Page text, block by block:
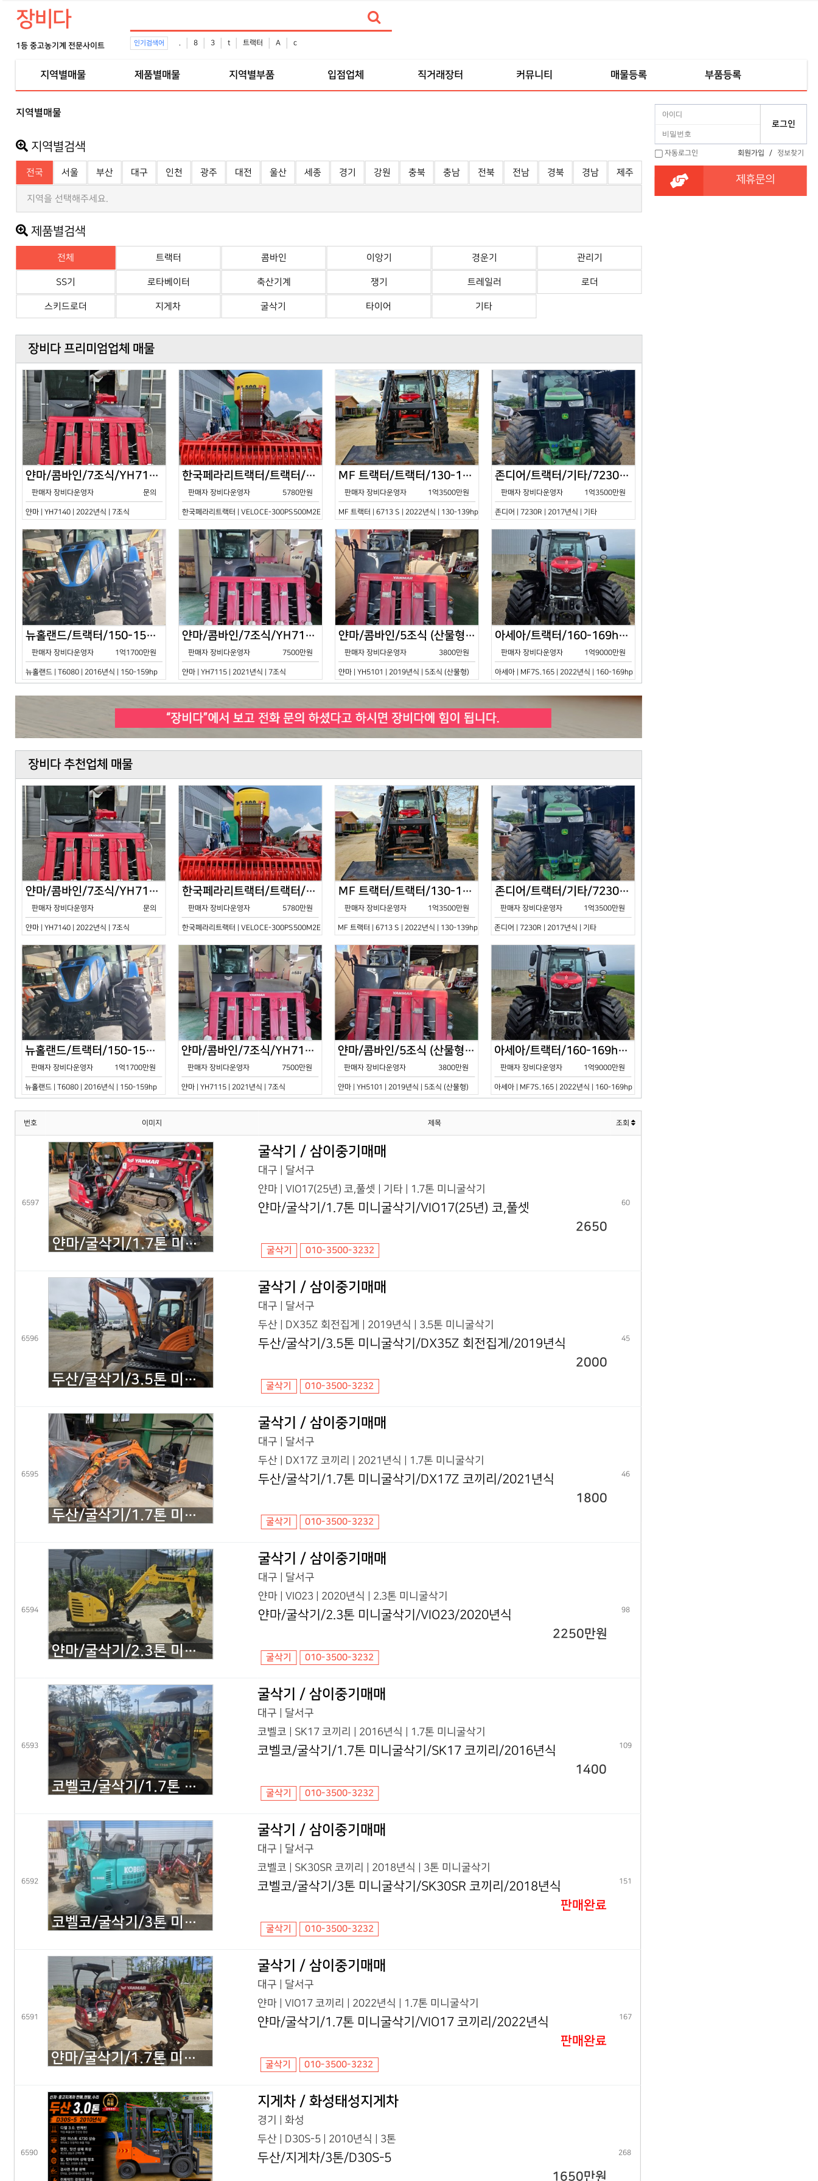
장비다
1등 중고농기계 전문사이트 인기검색어 . 8 3 t 트랙터 A c
지역별매물 제품별매물 지역별부품 입점업체 직거래장터 커뮤니티 매물등록 부품등록
지역별매물
지역별검색
전국 서울 부산 대구 인천 광주 대전 울산 세종 경기 강원 충북 충남 전북 전남 경북 경남 제주
지역을 선택해주세요.
제품별검색
전체 트랙터 콤바인 이앙기 경운기 관리기
SS기 로타베이터 축산기계 쟁기 트레일러 로더
스키드로더 지게차 굴삭기 타이어 기타
장비다 프리미엄업체 매물
얀마/콤바인/7조식/YH7140/2024년식
판매자 장비다운영자 문의
얀마 | YH7140 | 2022년식 | 7조식
한국페라리트랙터/트랙터/기타/VELOCE-300PS500M2E/2022년식
판매자 장비다운영자 5780만원
한국페라리트랙터 | VELOCE-300PS500M2E | 2022년식 | 기타
MF 트랙터/트랙터/130-139hp/6713 S/2022년식
판매자 장비다운영자 1억3500만원
MF 트랙터 | 6713 S | 2022년식 | 130-139hp
존디어/트랙터/기타/7230R/2017년식
판매자 장비다운영자 1억3500만원
존디어 | 7230R | 2017년식 | 기타
뉴홀랜드/트랙터/150-159hp/T6080/2016년식
판매자 장비다운영자 1억1700만원
뉴홀랜드 | T6080 | 2016년식 | 150-159hp
얀마/콤바인/7조식/YH7115/2021년식
판매자 장비다운영자 7500만원
얀마 | YH7115 | 2021년식 | 7조식
얀마/콤바인/5조식 (산물형)/YH5101/2019년식
판매자 장비다운영자 3800만원
얀마 | YH5101 | 2019년식 | 5조식 (산물형)
아세아/트랙터/160-169hp/MF7S.165/2023년식
판매자 장비다운영자 1억9000만원
아세아 | MF7S.165 | 2022년식 | 160-169hp
장비다 추천업체 매물
얀마/콤바인/7조식/YH7140/2024년식
판매자 장비다운영자 문의
얀마 | YH7140 | 2022년식 | 7조식
한국페라리트랙터/트랙터/기타/VELOCE-300PS500M2E/2022년식
판매자 장비다운영자 5780만원
한국페라리트랙터 | VELOCE-300PS500M2E | 2022년식 | 기타
MF 트랙터/트랙터/130-139hp/6713 S/2022년식
판매자 장비다운영자 1억3500만원
MF 트랙터 | 6713 S | 2022년식 | 130-139hp
존디어/트랙터/기타/7230R/2017년식
판매자 장비다운영자 1억3500만원
존디어 | 7230R | 2017년식 | 기타
뉴홀랜드/트랙터/150-159hp/T6080/2016년식
판매자 장비다운영자 1억1700만원
뉴홀랜드 | T6080 | 2016년식 | 150-159hp
얀마/콤바인/7조식/YH7115/2021년식
판매자 장비다운영자 7500만원
얀마 | YH7115 | 2021년식 | 7조식
얀마/콤바인/5조식 (산물형)/YH5101/2019년식
판매자 장비다운영자 3800만원
얀마 | YH5101 | 2019년식 | 5조식 (산물형)
아세아/트랙터/160-169hp/MF7S.165/2023년식
판매자 장비다운영자 1억9000만원
아세아 | MF7S.165 | 2022년식 | 160-169hp
번호 이미지 제목 조회
6597
얀마/굴삭기/1.7톤 미니굴삭기/VIO17(25년) 코,풀셋
굴삭기 / 삼이중기매매
대구 | 달서구
얀마 | VIO17(25년) 코,풀셋 | 기타 | 1.7톤 미니굴삭기
얀마/굴삭기/1.7톤 미니굴삭기/VIO17(25년) 코,풀셋
2650
굴삭기 010-3500-3232
60
6596
두산/굴삭기/3.5톤 미니굴삭기/DX35Z 회전집게/2019년식
굴삭기 / 삼이중기매매
대구 | 달서구
두산 | DX35Z 회전집게 | 2019년식 | 3.5톤 미니굴삭기
두산/굴삭기/3.5톤 미니굴삭기/DX35Z 회전집게/2019년식
2000
굴삭기 010-3500-3232
45
6595
두산/굴삭기/1.7톤 미니굴삭기/DX17Z 코끼리/2021년식
굴삭기 / 삼이중기매매
대구 | 달서구
두산 | DX17Z 코끼리 | 2021년식 | 1.7톤 미니굴삭기
두산/굴삭기/1.7톤 미니굴삭기/DX17Z 코끼리/2021년식
1800
굴삭기 010-3500-3232
46
6594
얀마/굴삭기/2.3톤 미니굴삭기/VIO23/2020년식
굴삭기 / 삼이중기매매
대구 | 달서구
얀마 | VIO23 | 2020년식 | 2.3톤 미니굴삭기
얀마/굴삭기/2.3톤 미니굴삭기/VIO23/2020년식
2250만원
굴삭기 010-3500-3232
98
6593
코벨코/굴삭기/1.7톤 미니굴삭기/SK17 코끼리/2016년식
굴삭기 / 삼이중기매매
대구 | 달서구
코벨코 | SK17 코끼리 | 2016년식 | 1.7톤 미니굴삭기
코벨코/굴삭기/1.7톤 미니굴삭기/SK17 코끼리/2016년식
1400
굴삭기 010-3500-3232
109
6592
코벨코/굴삭기/3톤 미니굴삭기/SK30SR 코끼리/2018년식
굴삭기 / 삼이중기매매
대구 | 달서구
코벨코 | SK30SR 코끼리 | 2018년식 | 3톤 미니굴삭기
코벨코/굴삭기/3톤 미니굴삭기/SK30SR 코끼리/2018년식
판매완료
굴삭기 010-3500-3232
151
6591
얀마/굴삭기/1.7톤 미니굴삭기/VIO17 코끼리/2022년식
굴삭기 / 삼이중기매매
대구 | 달서구
얀마 | VIO17 코끼리 | 2022년식 | 1.7톤 미니굴삭기
얀마/굴삭기/1.7톤 미니굴삭기/VIO17 코끼리/2022년식
판매완료
굴삭기 010-3500-3232
167
6590
지게차 / 화성태성지게차
경기 | 화성
두산 | D30S-5 | 2010년식 | 3톤
두산/지게차/3톤/D30S-5
1650만원
268
자동로그인 회원가입 / 정보찾기
제휴문의